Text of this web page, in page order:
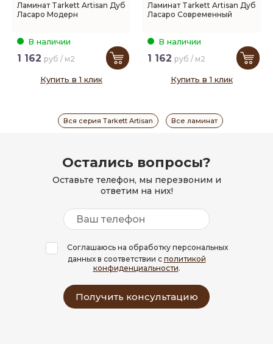
Ламинат Tarkett Artisan Дуб
Ласаро Модерн
В наличии
1 162 руб / м2
Купить в 1 клик
Ламинат Tarkett Artisan Дуб
Ласаро Современный
В наличии
1 162 руб / м2
Купить в 1 клик
Вся серия Tarkett Artisan Все ламинат
Остались вопросы?
Оставьте телефон, мы перезвоним и
ответим на них!
Соглашаюсь на обработку персональных
данных в соответствии с политикой
конфиденциальности.
Получить консультацию